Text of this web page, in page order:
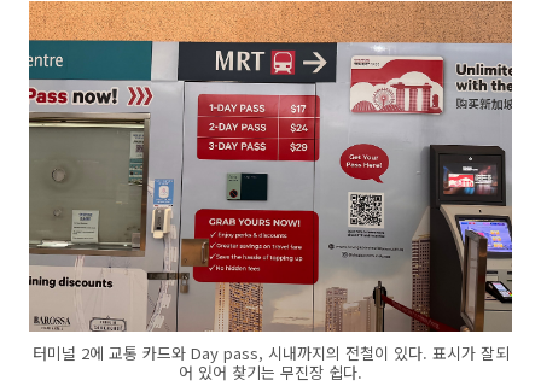
터미널 2에 교통 카드와 Day pass, 시내까지의 전철이 있다. 표시가 잘되
어 있어 찾기는 무진장 쉽다.